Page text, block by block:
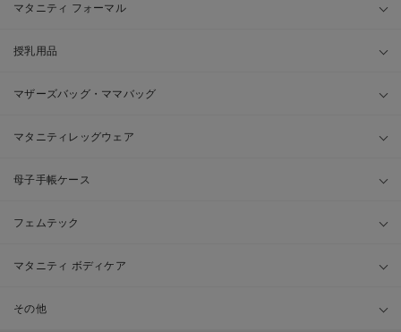
マタニティ フォーマル
授乳用品
マザーズバッグ・ママバッグ
マタニティレッグウェア
母子手帳ケース
フェムテック
マタニティ ボディケア
その他